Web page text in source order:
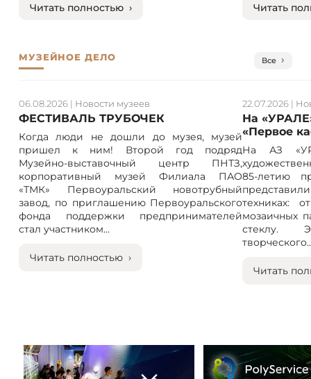
Читать полностью › Читать
МУЗЕЙНОЕ ДЕЛО Все
ФЕСТИВАЛЬ ТРУБОЧЕК
06.08.2026| Новости музеев
Когда люди не дошли до музея, музей
пришел к ним! Второй год подряд
Музейно-выставочный центр ПНТЗ,
корпоративный музей Филиала ПАО
«ТМК» Первоуральский новотрубный
завод, по приглашению Первоуральского
фонда поддержки предпринимателей
стал участником...
Читать полностью ›
На
«Первое
22.07.2026 |
На АЗ
85-летию
техниках:
мозаичных
стеклу.
Читать